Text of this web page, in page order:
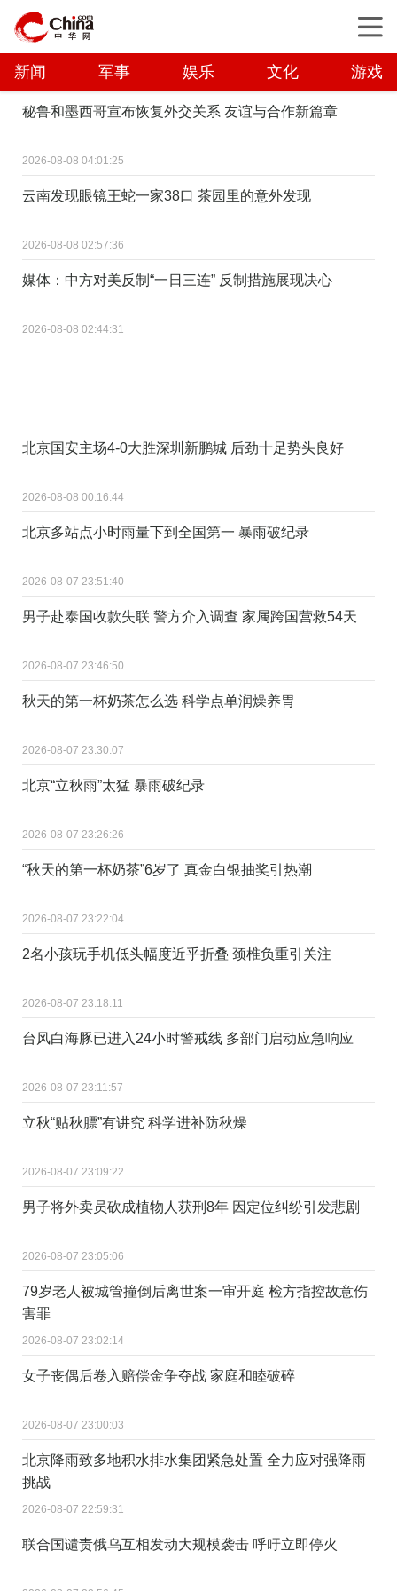
新闻 军事 娱乐 文化 游戏
秘鲁和墨西哥宣布恢复外交关系 友谊与合作新篇章
2026-08-08 04:01:25
云南发现眼镜王蛇一家38口 茶园里的意外发现
2026-08-08 02:57:36
媒体：中方对美反制“一日三连” 反制措施展现决心
2026-08-08 02:44:31
北京国安主场4-0大胜深圳新鹏城 后劲十足势头良好
2026-08-08 00:16:44
北京多站点小时雨量下到全国第一 暴雨破纪录
2026-08-07 23:51:40
男子赴泰国收款失联 警方介入调查 家属跨国营救54天
2026-08-07 23:46:50
秋天的第一杯奶茶怎么选 科学点单润燥养胃
2026-08-07 23:30:07
北京“立秋雨”太猛 暴雨破纪录
2026-08-07 23:26:26
“秋天的第一杯奶茶”6岁了 真金白银抽奖引热潮
2026-08-07 23:22:04
2名小孩玩手机低头幅度近乎折叠 颈椎负重引关注
2026-08-07 23:18:11
台风白海豚已进入24小时警戒线 多部门启动应急响应
2026-08-07 23:11:57
立秋“贴秋膘”有讲究 科学进补防秋燥
2026-08-07 23:09:22
男子将外卖员砍成植物人获刑8年 因定位纠纷引发悲剧
2026-08-07 23:05:06
79岁老人被城管撞倒后离世案一审开庭 检方指控故意伤
害罪
2026-08-07 23:02:14
女子丧偶后卷入赔偿金争夺战 家庭和睦破碎
2026-08-07 23:00:03
北京降雨致多地积水排水集团紧急处置 全力应对强降雨
挑战
2026-08-07 22:59:31
联合国谴责俄乌互相发动大规模袭击 呼吁立即停火